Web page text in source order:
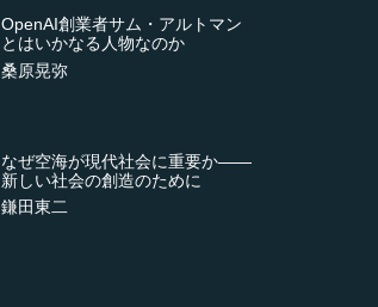
OpenAI創業者サム・アルトマン
とはいかなる人物なのか
桑原晃弥
なぜ空海が現代社会に重要か――
新しい社会の創造のために
鎌田東二